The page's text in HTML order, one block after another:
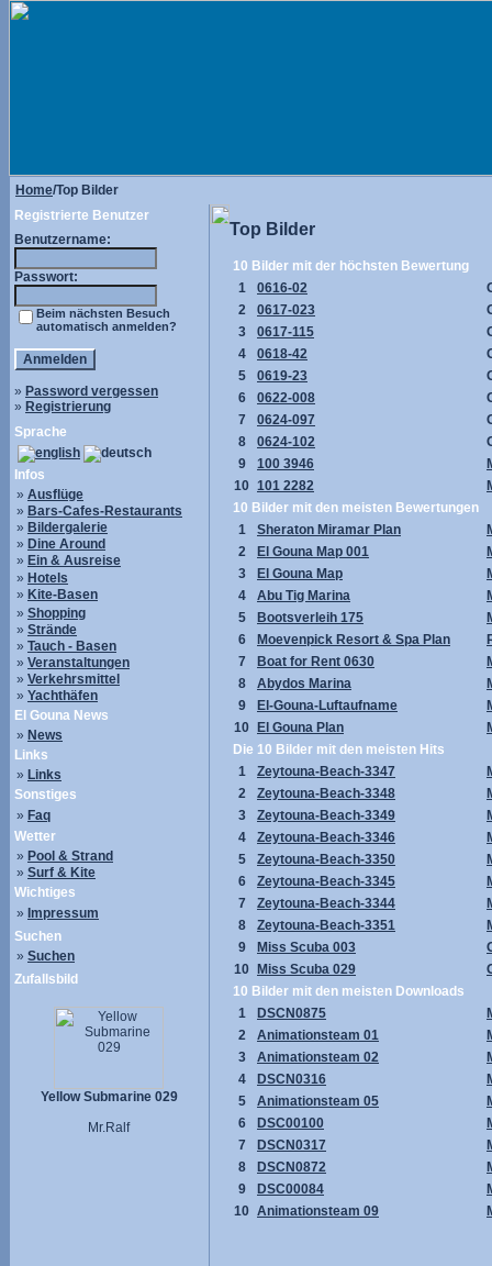
Home/Top Bilder
Registrierte Benutzer
Benutzername:
Passwort:
Beim nächsten Besuch
automatisch anmelden?
» Password vergessen
» Registrierung
Sprache
Infos
» Ausflüge
» Bars-Cafes-Restaurants
» Bildergalerie
» Dine Around
» Ein & Ausreise
» Hotels
» Kite-Basen
» Shopping
» Strände
» Tauch - Basen
» Veranstaltungen
» Verkehrsmittel
» Yachthäfen
El Gouna News
» News
Links
» Links
Sonstiges
» Faq
Wetter
» Pool & Strand
» Surf & Kite
Wichtiges
» Impressum
Suchen
» Suchen
Zufallsbild
Yellow Submarine 029
Mr.Ralf
Top Bilder
10 Bilder mit der höchsten Bewertung
1
0616-02
2
0617-023
3
0617-115
4
0618-42
5
0619-23
6
0622-008
7
0624-097
8
0624-102
9
100 3946
10 101 2282
10 Bilder mit den meisten Bewertungen
1
Sheraton Miramar Plan
2
El Gouna Map 001
3
El Gouna Map
4
Abu Tig Marina
5
Bootsverleih 175
6
Moevenpick Resort & Spa Plan
7
Boat for Rent 0630
8
Abydos Marina
9
El-Gouna-Luftaufname
10
El Gouna Plan
Die 10 Bilder mit den meisten Hits
1
Zeytouna-Beach-3347
2
Zeytouna-Beach-3348
3
Zeytouna-Beach-3349
4
Zeytouna-Beach-3346
5
Zeytouna-Beach-3350
6
Zeytouna-Beach-3345
7
Zeytouna-Beach-3344
8
Zeytouna-Beach-3351
9
Miss Scuba 003
10
Miss Scuba 029
10 Bilder mit den meisten Downloads
1
DSCN0875
2
Animationsteam 01
3
Animationsteam 02
4
DSCN0316
5
Animationsteam 05
6
DSC00100
7
DSCN0317
8
DSCN0872
9
DSC00084
10 Animationsteam 09